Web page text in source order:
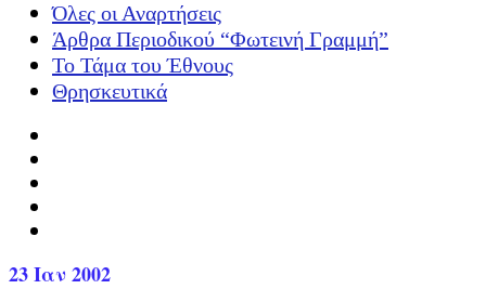
Όλες οι Αναρτήσεις
Άρθρα Περιοδικού “Φωτεινή Γραμμή”
Το Τάμα του Έθνους
Θρησκευτικά
23Ιαν 2002